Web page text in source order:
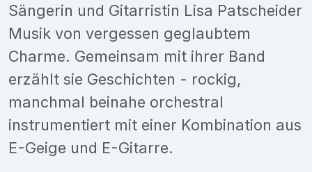
Sängerin und Gitarristin Lisa Patscheider
Musik von vergessen geglaubtem
Charme. Gemeinsam mit ihrer Band
erzählt sie Geschichten - rockig,
manchmal beinahe orchestral
instrumentiert mit einer Kombination aus
E-Geige und E-Gitarre.